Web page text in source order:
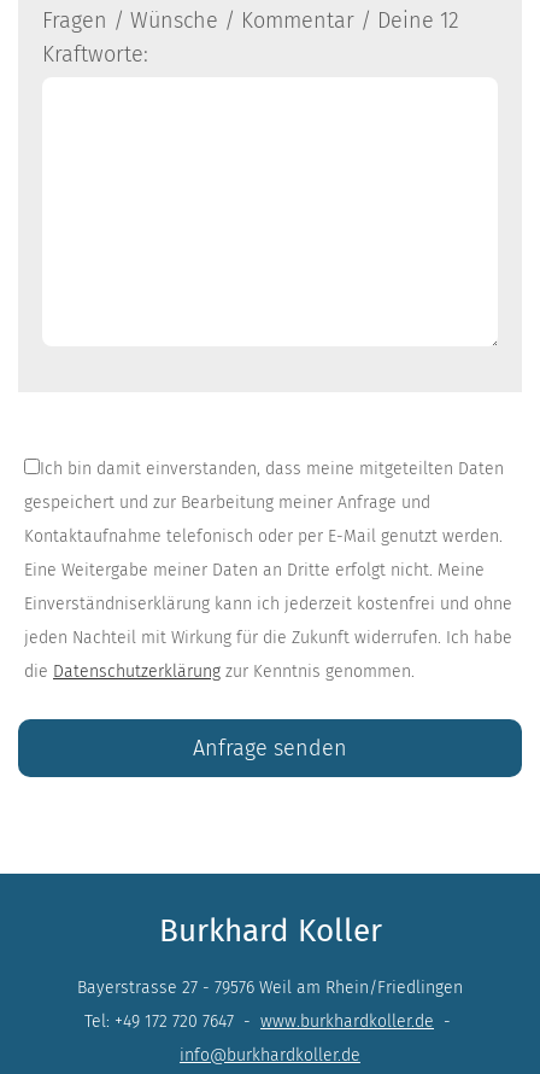
Fragen / Wünsche / Kommentar / Deine 12
Kraftworte:
*Datenschutzerklärung:
Ich bin damit einverstanden, dass meine mitgeteilten Daten
gespeichert und zur Bearbeitung meiner Anfrage und
Kontaktaufnahme telefonisch oder per E-Mail genutzt werden.
Eine Weitergabe meiner Daten an Dritte erfolgt nicht. Meine
Einverständniserklärung kann ich jederzeit kostenfrei und ohne
jeden Nachteil mit Wirkung für die Zukunft widerrufen. Ich habe
die Datenschutzerklärung zur Kenntnis genommen.
Anfrage senden
Burkhard Koller
Bayerstrasse 27 - 79576 Weil am Rhein/Friedlingen
Tel: +49 172 720 7647 - www.burkhardkoller.de -
info@burkhardkoller.de